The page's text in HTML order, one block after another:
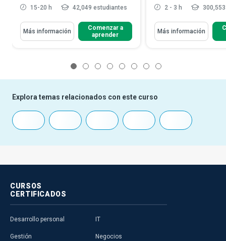
15-20 h
42,049 estudiantes
Más información
Comenzar a
aprender
2 - 3 h
Más información
Explora temas relacionados con este curso
CURSOS
CERTIFICADOS
Desarrollo personal
Gestión
IT
Negocios